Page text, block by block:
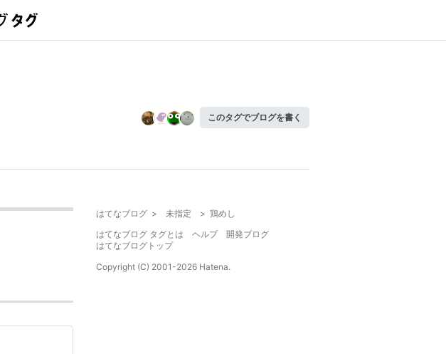
このタグでブログを書く
はてなブログ > 未指定 > 鶏めし
はてなブログ タグとは
ヘルプ
開発ブログ
はてなブログトップ
Copyright (C) 2001-2026 Hatena.